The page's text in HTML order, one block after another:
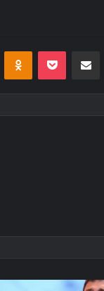
Odnoklassniki
Pocket